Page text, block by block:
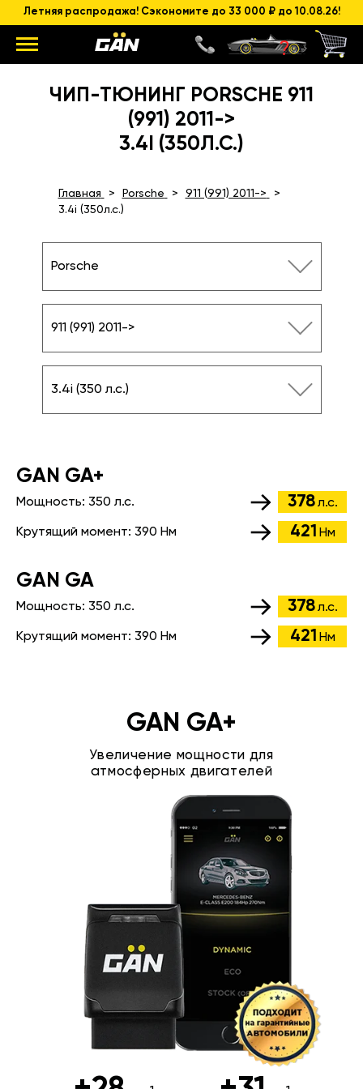
Летняя распродажа! Сэкономите до 33 000 ₽ до 10.08.26!
ЧИП-ТЮНИНГ PORSCHE 911
(991) 2011->
3.4I (350Л.С.)
Главная Porsche
911 (991) 2011->
3.4i (350л.с.)
Porsche
911 (991) 2011->
3.4i (350 л.с.)
GАN GA+
Мощность: 350 л.с. 378 л.с.
Крутящий момент: 390 Нм 421 Нм
GАN GA
Мощность: 350 л.с. 378 л.с.
Крутящий момент: 390 Нм 421 Нм
GAN GA+
Увеличение мощности для
атмосферных двигателей